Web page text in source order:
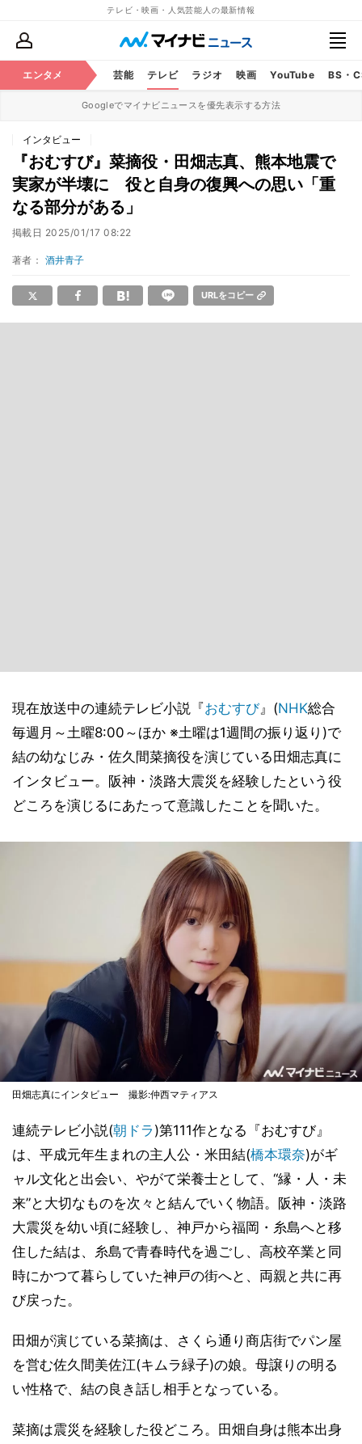
テレビ・映画・人気芸能人の最新情報
エンタメ 芸能 テレビ ラジオ 映画 YouTube BS・
Googleでマイナビニュースを優先表示する方法
インタビュー
『おむすび』菜摘役・田畑志真、熊本地震で
実家が半壊に 役と自身の復興への思い「重
なる部分がある」
掲載日 2025/01/17 08:22
著者： 酒井青子
URLをコピー
現在放送中の連続テレビ小説『おむすび』(NHK総合
毎週月～土曜8:00～ほか ※土曜は1週間の振り返り)で
結の幼なじみ・佐久間菜摘役を演じている田畑志真に
インタビュー。阪神・淡路大震災を経験したという役
どころを演じるにあたって意識したことを聞いた。
田畑志真にインタビュー 撮影:仲西マティアス
連続テレビ小説(朝ドラ )第111作となる『おむすび』
は、平成元年生まれの主人公・米田結(橋本環奈)がギ
ャル文化と出会い、やがて栄養士として、“縁・人・未
来”と大切なものを次々と結んでいく物語。阪神・淡路
大震災を幼い頃に経験し、神戸から福岡・糸島へと移
住した結は、糸島で青春時代を過ごし、高校卒業と同
時にかつて暮らしていた神戸の街へと、両親と共に再
び戻った。
田畑が演じている菜摘は、さくら通り商店街でパン屋
を営む佐久間美佐江(キムラ緑子)の娘。母譲りの明る
い性格で、結の良き話し相手となっている。
菜摘は震災を経験した役どころ。田畑自身は熊本出身